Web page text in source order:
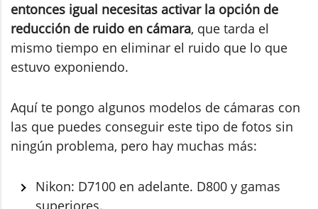
entonces igual necesitas activar la opción de
reducción de ruido en cámara, que tarda el
mismo tiempo en eliminar el ruido que lo que
estuvo exponiendo.
Aquí te pongo algunos modelos de cámaras con
las que puedes conseguir este tipo de fotos sin
ningún problema, pero hay muchas más:
Nikon: D7100 en adelante. D800 y gamas